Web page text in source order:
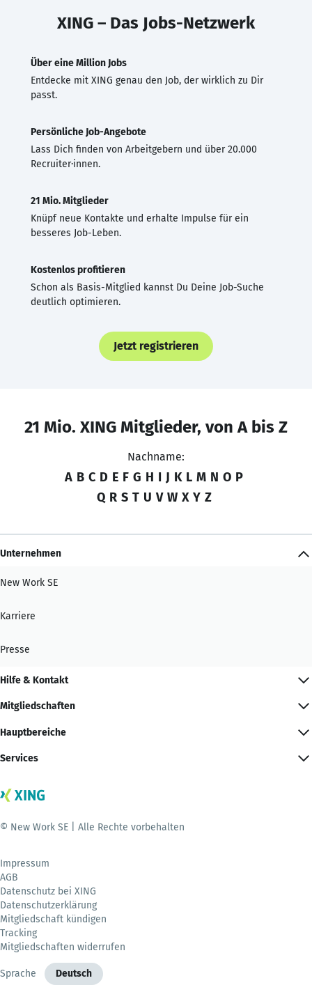
XING – Das Jobs-Netzwerk
Über eine Million Jobs
Entdecke mit XING genau den Job, der wirklich zu Dir
passt.
Persönliche Job-Angebote
Lass Dich finden von Arbeitgebern und über 20.000
Recruiter·innen.
21 Mio. Mitglieder
Knüpf neue Kontakte und erhalte Impulse für ein
besseres Job-Leben.
Kostenlos profitieren
Schon als Basis-Mitglied kannst Du Deine Job-Suche
deutlich optimieren.
Jetzt registrieren
21 Mio. XING Mitglieder, von A bis Z
Nachname:
A B C D E F G H I J K L M N O P
Q R S T U V W X Y Z
Unternehmen
New Work SE
Karriere
Presse
Hilfe & Kontakt
Mitgliedschaften
Hauptbereiche
Services
© New Work SE | Alle Rechte vorbehalten
Impressum
AGB
Datenschutz bei XING
Datenschutzerklärung
Mitgliedschaft kündigen
Tracking
Mitgliedschaften widerrufen
Sprache Deutsch